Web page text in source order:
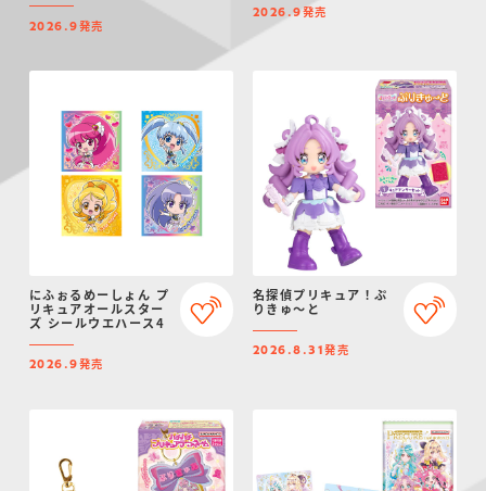
2026.9発売
2026.9発売
にふぉるめーしょん プ
リキュアオールスター
ズ シールウエハース4
2026.9発売
名探偵プリキュア！ぷ
りきゅ～と
2026.8.31発売